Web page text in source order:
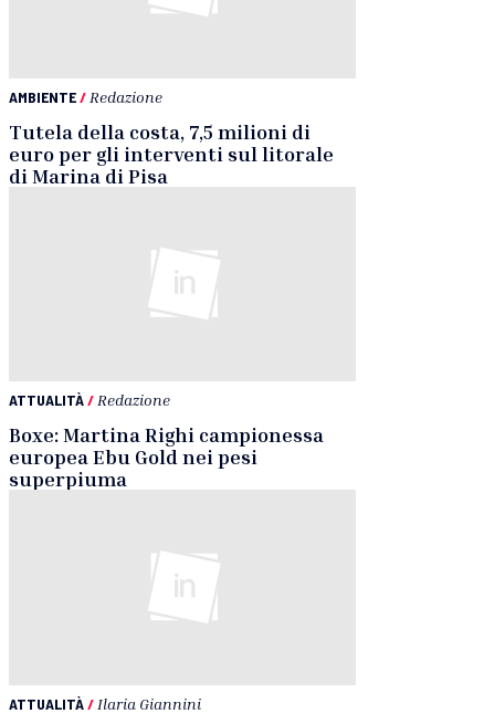
AMBIENTE/ Redazione
Tutela della costa, 7,5 milioni di
euro per gli interventi sul litorale
di Marina di Pisa
ATTUALITÀ/ Redazione
Boxe: Martina Righi campionessa
europea Ebu Gold nei pesi
superpiuma
ATTUALITÀ/ Ilaria Giannini